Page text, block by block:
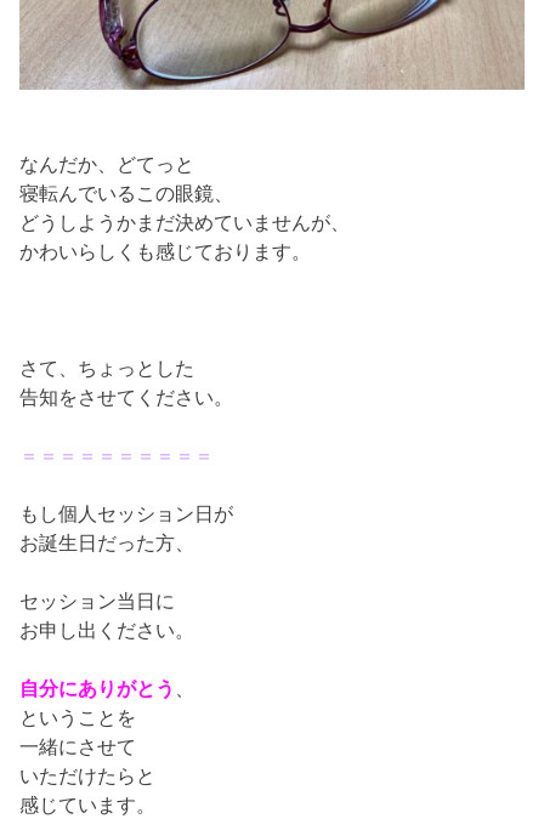
なんだか、どてっと
寝転んでいるこの眼鏡、
どうしようかまだ決めていませんが、
かわいらしくも感じております。
さて、ちょっとした
告知をさせてください。
＝＝＝＝＝＝＝＝＝＝
もし個人セッション日が
お誕生日だった方、
セッション当日に
お申し出ください。
自分にありがとう
ということを
一緒にさせて
いただけたらと
感じています。